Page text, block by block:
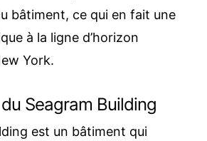
bâtiment, ce qui en fait une
à la ligne d’horizon
York.
Seagram Building
est un bâtiment qui